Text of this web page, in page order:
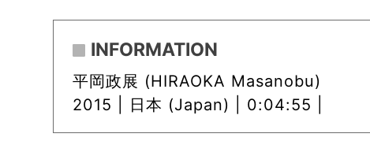
INFORMATION
平岡政展 (HIRAOKA Masanobu)
2015 |
日本 (Japan) | 0:04:55 |